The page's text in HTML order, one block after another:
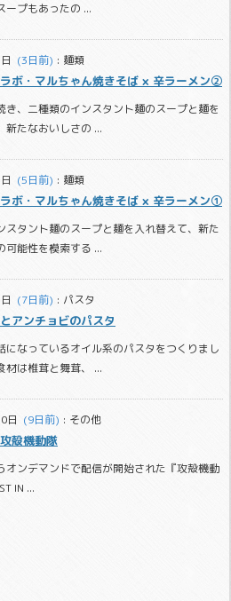
ープもあったの ...
  (3日前)
: 麺類
ボ・マルちゃん焼きそば × 辛ラーメン②
き、二種類のインスタント麺のスープと麺を
新たなおいしさの ...
  (5日前)
: 麺類
ボ・マルちゃん焼きそば × 辛ラーメン①
スタント麺のスープと麺を入れ替えて、新た
可能性を模索する ...
  (7日前)
: パスタ
アンチョビのパスタ
になっているオイル系のパスタをつくりまし
材は椎茸と舞茸、 ...
日
  (9日前)
: その他
殻機動隊
オンデマンドで配信が開始された『攻殻機動
IN ...